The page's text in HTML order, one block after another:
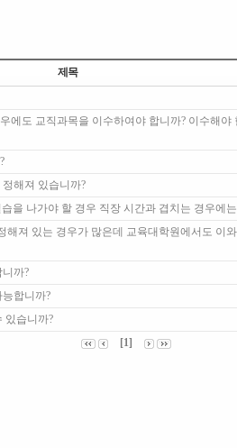
제목
에도 교직과목을 이수하여야 합니까? 이수해야
해져 있습니까?
을 나가야 할 경우 직장 시간과 겹치는 경우에
해져 있는 경우가 많은데 교육대학원에서도 이
까?
합니까?
있습니까?
[1]